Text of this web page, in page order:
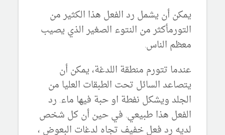
يمكن أن يشمل رد الفعل هذا الكثير من
التورمأكثر من النتوء الصغير الذي يصيب
معظم الناس.
عندما تتورم منطقة اللدغة، يمكن أن
يتصاعد السائل تحت الطبقات العليا من
الجلد ويشكل نفطة او حبة فيها ماء. رد
الفعل هذا طبيعي. في حين أن كل شخص
لديه رد فعل خفيف تجاه لدغات البعوض ،